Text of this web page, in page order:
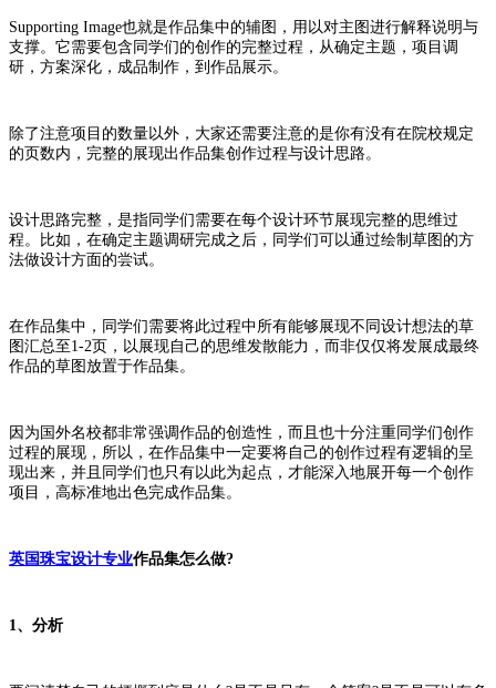
Supporting Image也就是作品集中的辅图，用以对主图进行解释说明与
支撑。它需要包含同学们的创作的完整过程，从确定主题，项目调
研，方案深化，成品制作，到作品展示。
除了注意项目的数量以外，大家还需要注意的是你有没有在院校规定
的页数内，完整的展现出作品集创作过程与设计思路。
设计思路完整，是指同学们需要在每个设计环节展现完整的思维过
程。比如，在确定主题调研完成之后，同学们可以通过绘制草图的方
法做设计方面的尝试。
在作品集中，同学们需要将此过程中所有能够展现不同设计想法的草
图汇总至1-2页，以展现自己的思维发散能力，而非仅仅将发展成最终
作品的草图放置于作品集。
因为国外名校都非常强调作品的创造性，而且也十分注重同学们创作
过程的展现，所以，在作品集中一定要将自己的创作过程有逻辑的呈
现出来，并且同学们也只有以此为起点，才能深入地展开每一个创作
项目，高标准地出色完成作品集。
英国珠宝设计专业作品集怎么做?
1、分析